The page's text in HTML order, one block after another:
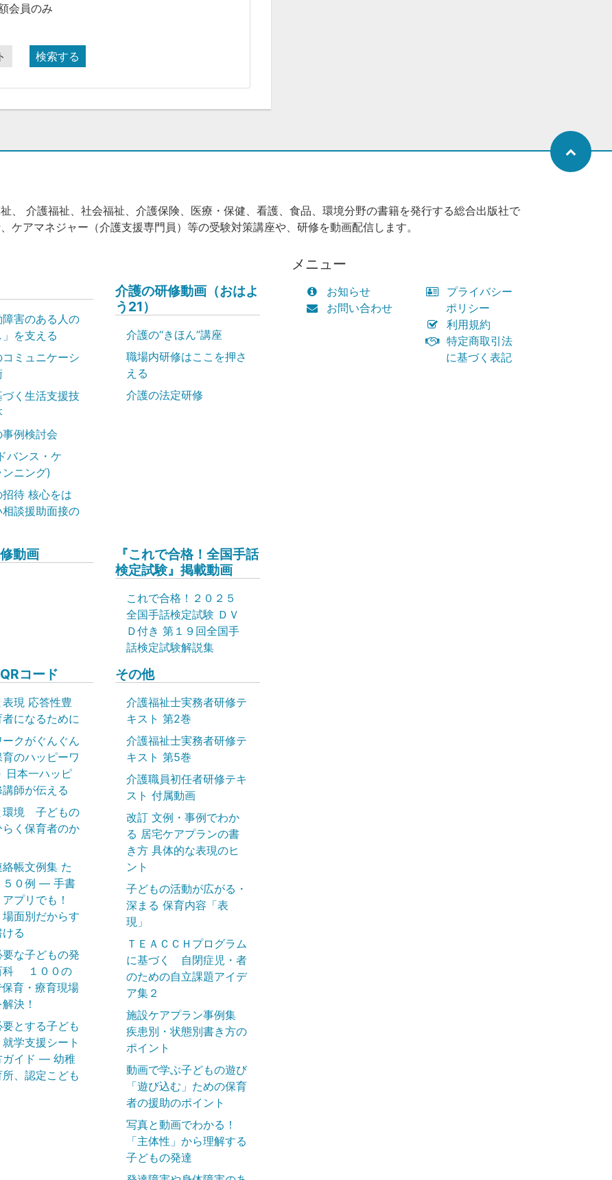
会員のみ
検索する
、 介護福祉、社会福祉、介護保険、医療・保健、看護、食品、環境分野の書籍を発行する総合出版社で
ケアマネジャー（介護支援専門員）等の受験対策講座や、研修を動画配信します。
害のある人の
」を支える
ミュニケーシ
く生活支援技
例検討会
バンス・ケ
ニング)
待 核心をは
談援助面接の
介護の研修動画（おはよ
う21）
介護の“きほん”講座
職場内研修はここを押さ
える
介護の法定研修
動画
『これで合格！全国手話
検定試験』掲載動画
これで合格！２０２５
全国手話検定試験 ＤＶ
Ｄ付き 第１９回全国手
話検定試験解説集
コード
現 応答性豊
になるために
クがぐんぐん
のハッピーワ
日本一ハッピ
師が伝える
環境 子どもの
く保育者のか
帳文例集 た
５０例 ― 手書
プリでも！
面別だからす
る
な子どもの発
科 １００の
保育・療育現場
決！
とする子ども
学支援シート
ガイド ― 幼稚
、認定こども
その他
介護福祉士実務者研修テ
キスト 第2巻
介護福祉士実務者研修テ
キスト 第5巻
介護職員初任者研修テキ
スト 付属動画
改訂 文例・事例でわか
る 居宅ケアプランの書
き方 具体的な表現のヒ
ント
子どもの活動が広がる・
深まる 保育内容「表
現」
ＴＥＡＣＣＨプログラム
に基づく 自閉症児・者
のための自立課題アイデ
ア集２
施設ケアプラン事例集
疾患別・状態別書き方の
ポイント
動画で学ぶ子どもの遊び
「遊び込む」ための保育
者の援助のポイント
写真と動画でわかる！
「主体性」から理解する
子どもの発達
メニュー
お知らせ
お問い合わせ
プライバシー
ポリシー
利用規約
特定商取引法
に基づく表記